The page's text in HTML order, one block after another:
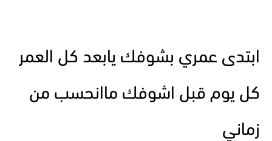
ابتدى عمري بشوفك يابعد كل العمر
كل يوم قبل اشوفك ماانحسب من
زماني